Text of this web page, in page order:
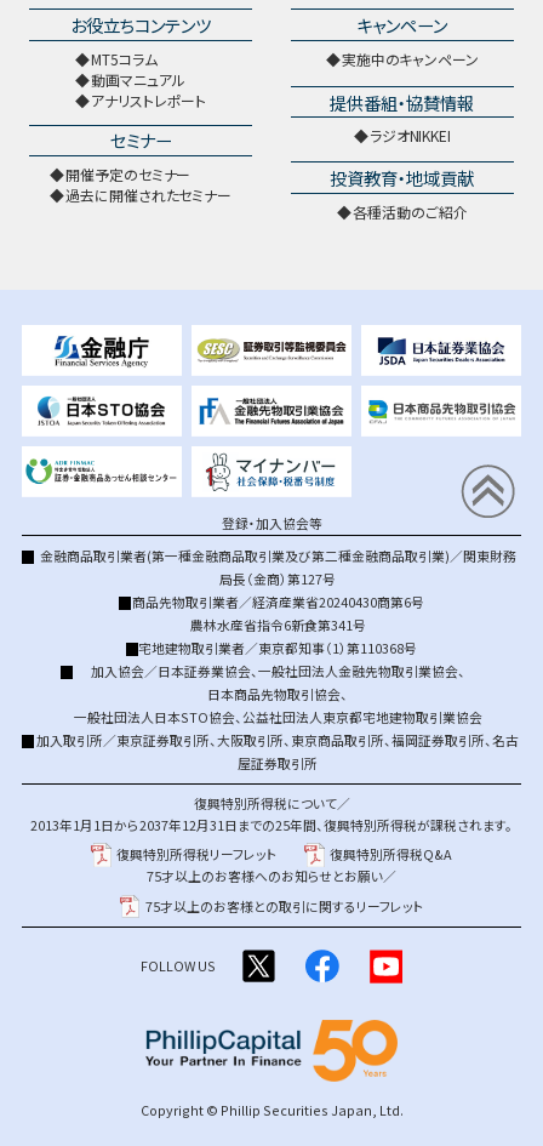
お役立ちコンテンツ
MT5コラム
動画マニュアル
アナリストレポート
セミナー
開催予定のセミナー
過去に開催されたセミナー
キャンペーン
実施中のキャンペーン
提供番組・協賛情報
ラジオNIKKEI
投資教育・地域貢献
各種活動のご紹介
登録・加入協会等
金融商品取引業者(第一種金融商品取引業及び第二種金融商品取引業)／関東財務
局長（金商）第127号
商品先物取引業者／経済産業省20240430商第6号
農林水産省指令6新食第341号
宅地建物取引業者／東京都知事（1）第110368号
加入協会／日本証券業協会、一般社団法人金融先物取引業協会、
日本商品先物取引協会、
一般社団法人日本STO協会、公益社団法人東京都宅地建物取引業協会
加入取引所／東京証券取引所、大阪取引所、 東京商品取引所、福岡証券取引所、名古
屋証券取引所
復興特別所得税について／
2013年1月1日から2037年12月31日までの25年間、復興特別所得税が課税されます。
復興特別所得税リーフレット
復興特別所得税Q&A
75才以上のお客様へのお知らせとお願い／
75才以上のお客様との取引に関するリーフレット
FOLLOW US
Copyright © Phillip Securities Japan, Ltd.